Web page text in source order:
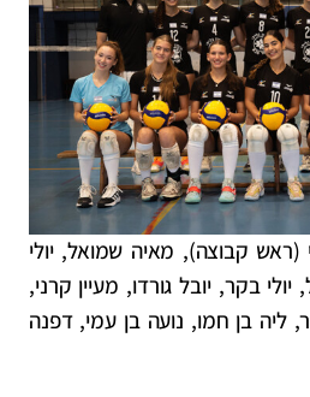
(ראש קבוצה), מאיה שמואל, יולי
בקר, יובל גורדו, מעיין קרני,
ליה בן חמו, נועה בן עמי, דפנה